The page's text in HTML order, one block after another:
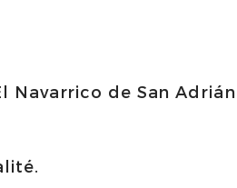
Navarrico de San